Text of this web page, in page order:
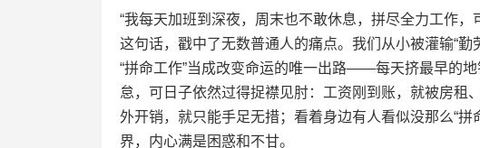
“我每天加班到深夜，周末也不敢休息，拼尽全力工作
这句话，戳中了无数普通人的痛点。我们从小被灌输“勤
“拼命工作”当成改变命运的唯一出路——每天挤最早的
怠，可日子依然过得捉襟见肘：工资刚到账，就被房租
外开销，就只能手足无措；看着身边有人看似没那么“
界，内心满是困惑和不甘。